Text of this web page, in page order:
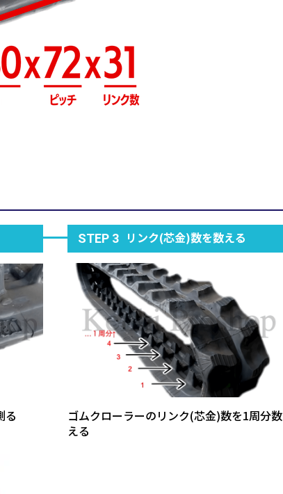
る
STEP 3 リンク(芯金)数を数える
ゴムクローラーのリンク(芯金)数を1周分数
える